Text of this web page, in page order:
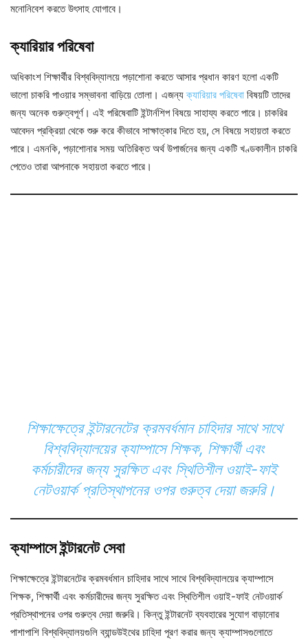
মনোনিবেশ করতে উৎসাহ যোগাবে।
ক্যারিয়ার পরিষেবা
অধিকাংশ শিক্ষার্থীর বিশ্ববিদ্যালয়ে পড়াশোনা করতে আসার প্রধান কারণ হলো একটি
ভালো চাকরি পাওয়ার সম্ভাবনা বাড়িয়ে তোলা। এজন্যক্যারিয়ার পরিষেবা বিষয়টি তাদের
জন্য অনেক গুরুত্বপূর্ণ। এই পরিষেবাটি ইন্টার্নশিপ বিষয়ে সাহায্য করতে পারে। চাকরির
আবেদন প্রক্রিয়া থেকে শুরু করে কীভাবে সাক্ষাত্কার দিতে হয়, সে বিষয়ে সহায়তা করতে
পারে। এমনকি, পড়াশোনার সময় অতিরিক্ত অর্থ উপার্জনের জন্য একটি খণ্ডকালীন চাকরি
পেতেও তারা আপনাকে সহায়তা করতে পারে।
শিক্ষাক্ষেত্রে ইন্টারনেটের ক্রমবর্ধমান চাহিদার সাথে সাথে
বিশ্ববিদ্যালয়ের ক্যাম্পাসে শিক্ষক, শিক্ষার্থী এবং
কর্মচারীদের জন্য সুরক্ষিত এবং স্থিতিশীল ওয়াই-ফাই
নেটওয়ার্ক প্রতিস্থাপনের ওপর গুরুত্ব দেয়া জরুরি।
ক্যাম্পাসে ইন্টারনেট সেবা
শিক্ষাক্ষেত্রে ইন্টারনেটের ক্রমবর্ধমান চাহিদার সাথে সাথে বিশ্ববিদ্যালয়ের ক্যাম্পাসে
শিক্ষক, শিক্ষার্থী এবং কর্মচারীদের জন্য সুরক্ষিত এবং স্থিতিশীল ওয়াই-ফাই নেটওয়ার্ক
প্রতিস্থাপনের ওপর গুরুত্ব দেয়া জরুরি। কিন্তু ইন্টারনেট ব্যবহারের সুযোগ বাড়ানোর
পাশাপাশি বিশ্ববিদ্যালয়গুলি ব্যান্ডউইথের চাহিদা পূরণ করার জন্য ক্যাম্পাসগুলোতে